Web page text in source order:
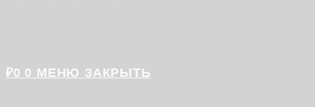
₽0 0 МЕНЮ ЗАКРЫТЬ